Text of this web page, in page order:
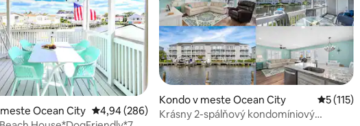
z 5, počet hodnotení: 110
Ocean City Priemerné ohodnotenie 4,94 z 5, počet hodnotení: 286
4,94 (286)
Kondo v meste Ocean City
5 (115)
Krásny 2-spálňový kondomíniový